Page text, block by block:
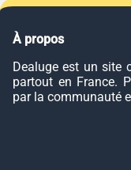
À propos
Dealuge est un site
partout en France.
par la communauté